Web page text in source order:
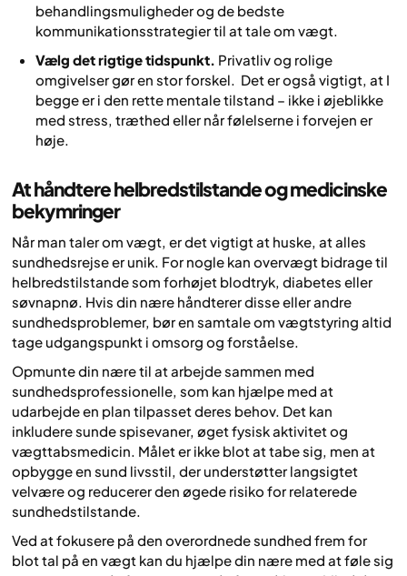
behandlingsmuligheder og de bedste
kommunikationsstrategier til at tale om vægt.
Vælg det rigtige tidspunkt. Privatliv og rolige
omgivelser gør en stor forskel. Det er også vigtigt, at I
begge er i den rette mentale tilstand – ikke i øjeblikke
med stress, træthed eller når følelserne i forvejen er
høje.
At håndtere helbredstilstande og medicinske
bekymringer
Når man taler om vægt, er det vigtigt at huske, at alles
sundhedsrejse er unik. For nogle kan overvægt bidrage til
helbredstilstande som forhøjet blodtryk, diabetes eller
søvnapnø. Hvis din nære håndterer disse eller andre
sundhedsproblemer, bør en samtale om vægtstyring altid
tage udgangspunkt i omsorg og forståelse.
Opmunte din nære til at arbejde sammen med
sundhedsprofessionelle, som kan hjælpe med at
udarbejde en plan tilpasset deres behov. Det kan
inkludere sunde spisevaner, øget fysisk aktivitet og
vægttabsmedicin. Målet er ikke blot at tabe sig, men at
opbygge en sund livsstil, der understøtter langsigtet
velvære og reducerer den øgede risiko for relaterede
sundhedstilstande.
Ved at fokusere på den overordnede sundhed frem for
blot tal på en vægt kan du hjælpe din nære med at føle sig